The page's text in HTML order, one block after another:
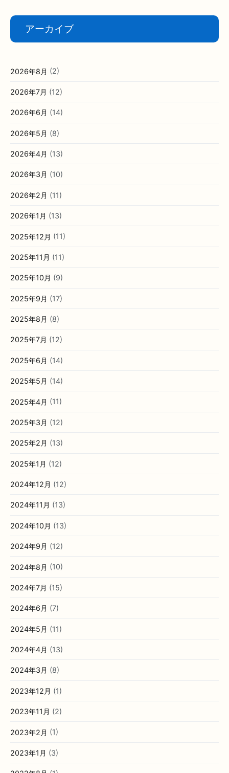
アーカイブ
2026年8月 (2)
2026年7月 (12)
2026年6月 (14)
2026年5月 (8)
2026年4月 (13)
2026年3月 (10)
2026年2月 (11)
2026年1月 (13)
2025年12月 (11)
2025年11月 (11)
2025年10月 (9)
2025年9月 (17)
2025年8月 (8)
2025年7月 (12)
2025年6月 (14)
2025年5月 (14)
2025年4月 (11)
2025年3月 (12)
2025年2月 (13)
2025年1月 (12)
2024年12月 (12)
2024年11月 (13)
2024年10月 (13)
2024年9月 (12)
2024年8月 (10)
2024年7月 (15)
2024年6月 (7)
2024年5月 (11)
2024年4月 (13)
2024年3月 (8)
2023年12月 (1)
2023年11月 (2)
2023年2月 (1)
2023年1月 (3)